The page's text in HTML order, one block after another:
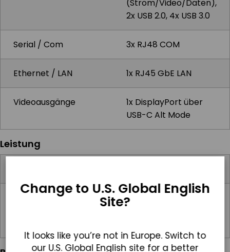
(Strom/Video/Daten),
2x USB 2.0, 4x USB 3.0
Serial / Com 3x RJ48 COM
Ethernet / LAN 1x RJ45 GbE LAN
Videoausgänge
1x DisplayPort über
USB-C Alt Mode
Leistung
Standard-Netzteil
Externes
Change to U.S. Global English
Site?
It looks like you’re not in Europe. Switch to
our U.S. Global English site for a better